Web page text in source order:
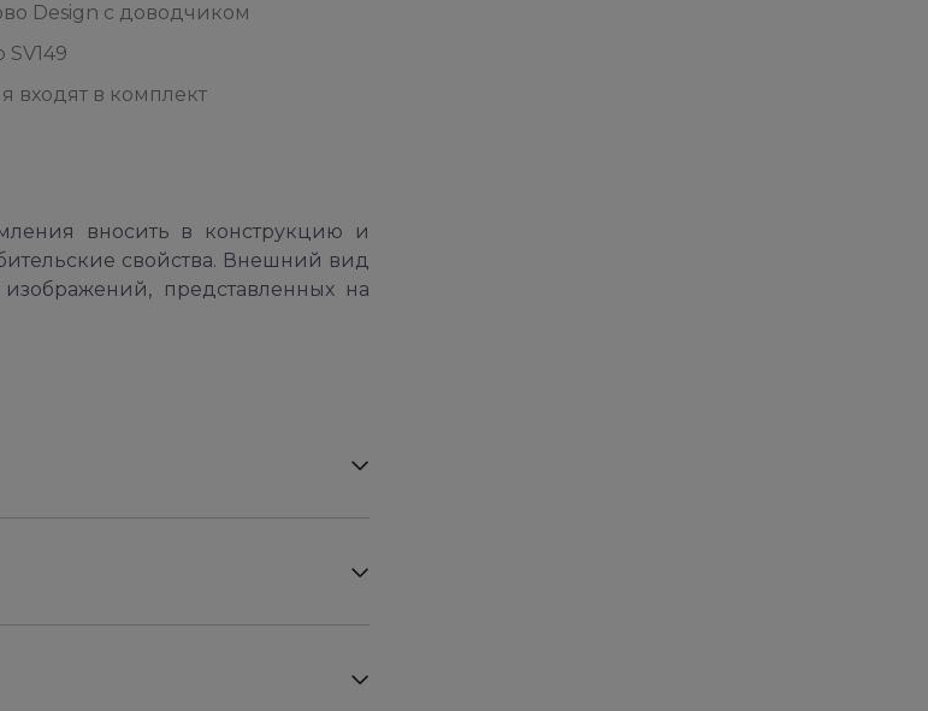
Design с доводчиком
входят в комплект
вносить в конструкцию и
свойства. Внешний вид
представленных на